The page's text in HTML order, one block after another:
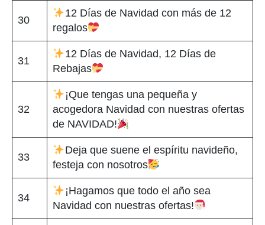
30
12 Días de Navidad con más de 12
regalos
31
12 Días de Navidad, 12 Días de
Rebajas
32
¡Que tengas una pequeña y
acogedora Navidad con nuestras ofertas
de NAVIDAD!
33
Deja que suene el espíritu navideño,
festeja con nosotros
34
¡Hagamos que todo el año sea
Navidad con nuestras ofertas!